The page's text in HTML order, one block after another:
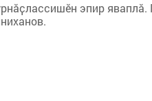
эпир